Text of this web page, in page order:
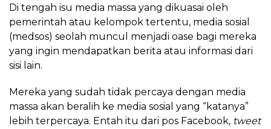
Di tengah isu media massa yang dikuasai oleh
pemerintah atau kelompok tertentu, media sosial
(medsos) seolah muncul menjadi oase bagi mereka
yang ingin mendapatkan berita atau informasi dari
sisi lain.
Mereka yang sudah tidak percaya dengan media
massa akan beralih ke media sosial yang “katanya”
lebih terpercaya. Entah itu dari pos Facebook, tweet